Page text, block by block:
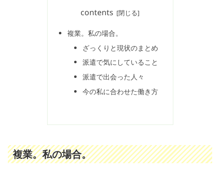
contents
複業。私の場合。
ざっくりと現状のまとめ
派遣で気にしていること
派遣で出会った人々
今の私に合わせた働き方
複業。私の場合。